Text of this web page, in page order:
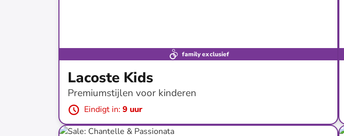
family exclusief
Lacoste Kids
Premiumstijlen voor kinderen
Eindigt in: 9 uur
tot-46%*